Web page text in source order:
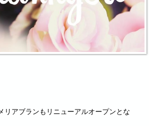
リアブランもリニューアルオープンとな